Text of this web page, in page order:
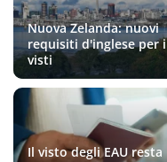
Nuova Zelanda: nuovi
requisiti d'inglese per i
visti
Il visto degli EAU resta